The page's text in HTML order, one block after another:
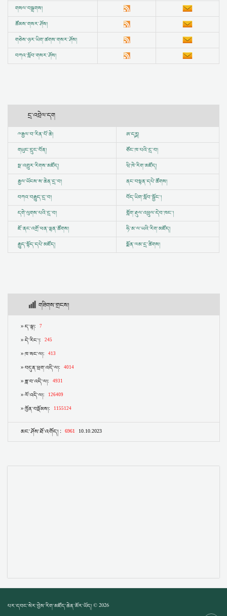
གསལ་བསྒྲགས།
ཚོམས་གསར་ཤོས།
གཅེས་ཉར་ཡིག་ཚགས་གསར་ཤོས།
བཀའ་སློབ་གསར་ཤོས།
དྲ་འབྲེལ་དག
ྋརྒྱལ་བ་རིན་པོ་ཆེ།
ཨ་དཪྴ།
གཡུང་དྲུང་བོན།
ཙོང་ཁ་པའི་དྲ་བ།
སྔ་འགྱུར་རིགས་མཛོད།
ཝི་ཁེ་རིག་མཛོད།
རྒྱལ་ཡོངས་ས་ཆེན་དྲ་བ།
ནང་བསྟན་དཔེ་ཚོགས།
བཀའ་བརྒྱུད་དྲ་བ།
བོད་ཡིག་སློབ་སྦྱོང་།
དགེ་ལུགས་པའི་དྲ་བ།
གློག་རྡུལ་འཕྲུལ་དེབ་ཁང་།
ཇོ་ནང་འགྲོ་ཕན་ལྷན་ཚོགས།
ཧི་མ་ལ་ཡའི་རིག་མཛོད།
རྒྱུད་སྟོད་དཔེ་མཛོད།
སྨོན་ལམ་དྲ་ཚིགས།
པར་དབང་སེར་བྱེས་རིག་མཛོད་ཆེན་མོར་ཡོད། © 2026